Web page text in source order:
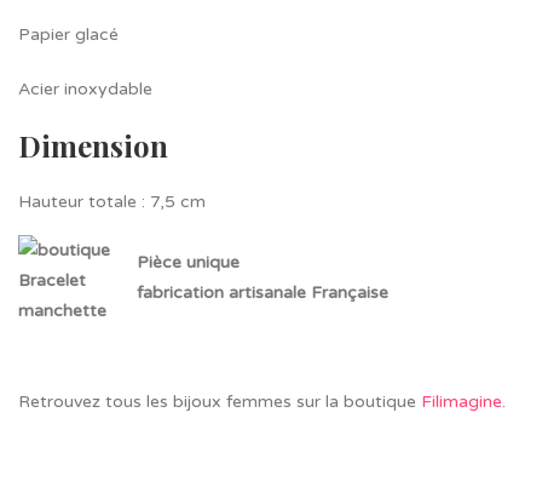
Papier glacé
Acier inoxydable
Dimension
Hauteur totale : 7,5 cm
Pièce unique
fabrication artisanale Française
Retrouvez tous les bijoux femmes sur la boutique Filimagine.